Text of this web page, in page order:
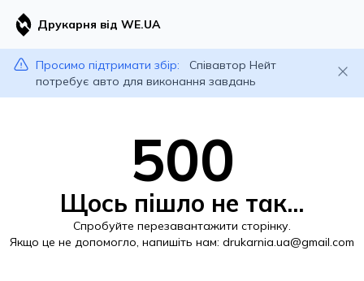
Друкарня від WE.UA
Просимо підтримати збір:
Співавтор Нейт
потребує авто для виконання завдань
500
Щось пішло не так...
Спробуйте перезавантажити сторінку.
Якщо це не допомогло, напишіть нам: drukarnia.ua@gmail.com